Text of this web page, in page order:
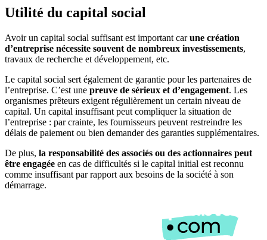
Utilité du capital social
Avoir un capital social suffisant est important carune création
d’entreprise nécessite souvent de nombreux investissements,
travaux de recherche et développement, etc.
Le capital social sert également de garantie pour les partenaires de
l’entreprise. C’est une preuve de sérieux et d’engagement. Les
organismes prêteurs exigent régulièrement un certain niveau de
capital. Un capital insuffisant peut compliquer la situation de
l’entreprise : par crainte, les fournisseurs peuvent restreindre les
délais de paiement ou bien demander des garanties supplémentaires.
De plus, la responsabilité des associés ou des actionnaires peut
être engagée en cas de difficultés si le capital initial est reconnu
comme insuffisant par rapport aux besoins de la société à son
démarrage.